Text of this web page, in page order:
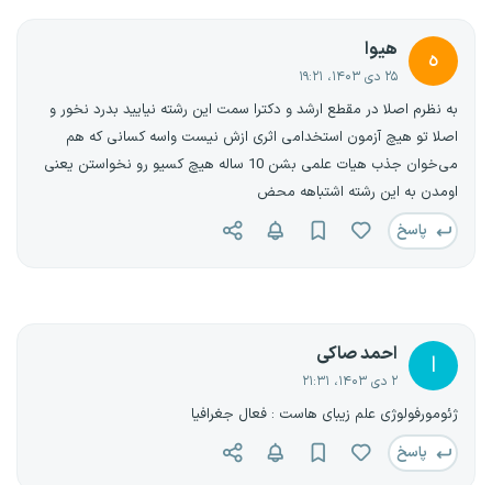
ه هیوا
۲۵ دی ۱۴۰۳، ۱۹:۲۱
به نظرم اصلا در مقطع ارشد و دکترا سمت این رشته نیایید بدرد نخور و
اصلا تو هیچ آزمون استخدامی اثری ازش نیست واسه کسانی که هم
می‌خوان جذب هیات علمی بشن 10 ساله هیچ کسیو رو نخواستن یعنی
اومدن به این رشته اشتباهه محض
پاسخ
ا احمد صاکی
۲ دی ۱۴۰۳، ۲۱:۳۱
ژئومورفولوژی علم زیبای هاست : فعال جغرافیا
پاسخ